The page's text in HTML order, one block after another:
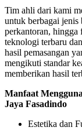
Tim ahli dari kami
untuk berbagai jenis
perkantoran, hingga
teknologi terbaru
hasil pemasangan
mengikuti standar
memberikan hasil
Manfaat
Jaya Fasadindo
Estetika dan